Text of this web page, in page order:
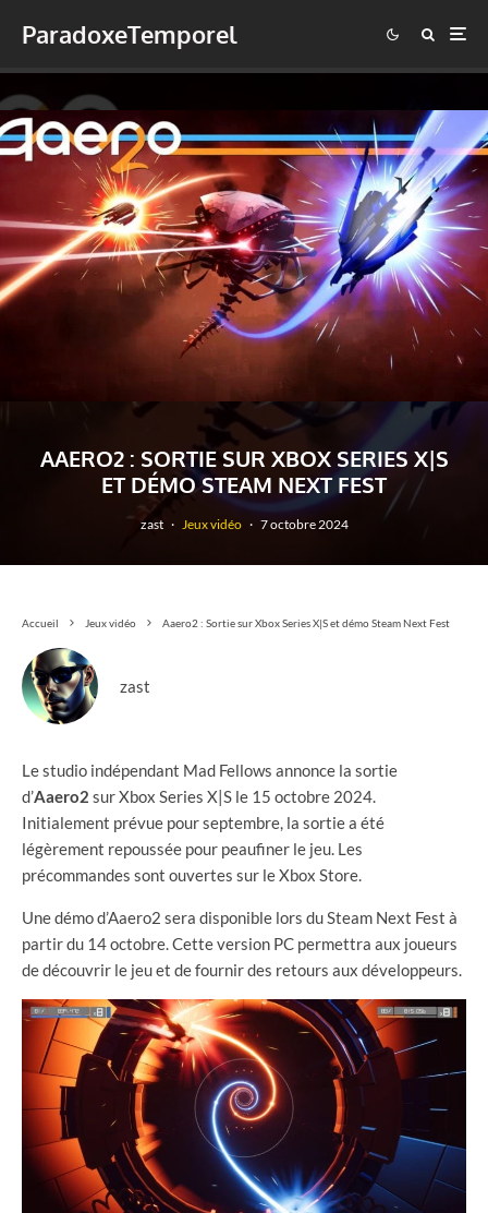
ParadoxeTemporel
AAERO2 : SORTIE SUR XBOX SERIES X|S
ET DÉMO STEAM NEXT FEST
zast · Jeux vidéo · 7 octobre 2024
Accueil Jeux vidéo Aaero2 : Sortie sur Xbox Series X|S et démo Steam Next Fest
zast
Le studio indépendant Mad Fellows annonce la sortie
d’Aaero2 sur Xbox Series X|S le 15 octobre 2024.
Initialement prévue pour septembre, la sortie a été
légèrement repoussée pour peaufiner le jeu. Les
précommandes sont ouvertes sur le Xbox Store.
Une démo d’Aaero2 sera disponible lors du Steam Next Fest à
partir du 14 octobre. Cette version PC permettra aux joueurs
de découvrir le jeu et de fournir des retours aux développeurs.